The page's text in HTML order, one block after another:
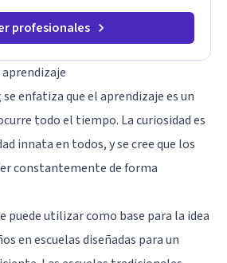
profesionales
enfatiza que el aprendizaje es un
todo el tiempo. La curiosidad es
innata en todos, y se cree que los
constantemente de forma
puede utilizar como base para la idea
en escuelas diseñadas para un